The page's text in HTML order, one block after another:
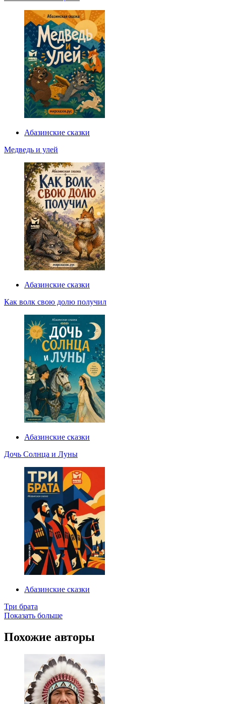
Абазинские сказки
Медведь и улей
Абазинские сказки
Как волк свою долю получил
Абазинские сказки
Дочь Солнца и Луны
Абазинские сказки
Три брата
Показать больше
Похожие авторы